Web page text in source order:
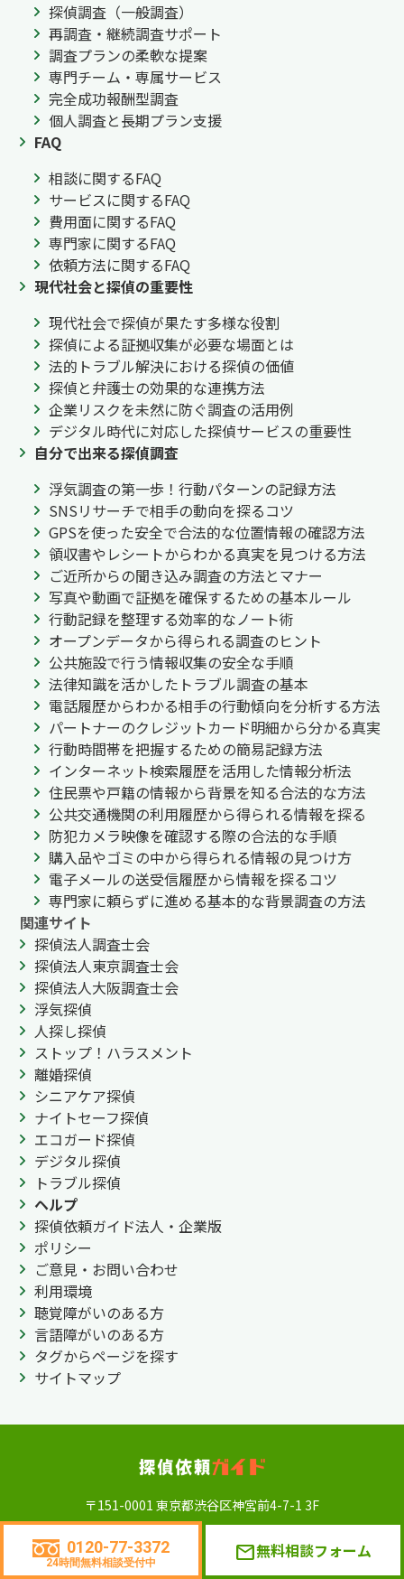
探偵調査（一般調査）
再調査・継続調査サポート
調査プランの柔軟な提案
専門チーム・専属サービス
完全成功報酬型調査
個人調査と長期プラン支援
FAQ
相談に関するFAQ
サービスに関するFAQ
費用面に関するFAQ
専門家に関するFAQ
依頼方法に関するFAQ
現代社会と探偵の重要性
現代社会で探偵が果たす多様な役割
探偵による証拠収集が必要な場面とは
法的トラブル解決における探偵の価値
探偵と弁護士の効果的な連携方法
企業リスクを未然に防ぐ調査の活用例
デジタル時代に対応した探偵サービスの重要性
自分で出来る探偵調査
浮気調査の第一歩！行動パターンの記録方法
SNSリサーチで相手の動向を探るコツ
GPSを使った安全で合法的な位置情報の確認方法
領収書やレシートからわかる真実を見つける方法
ご近所からの聞き込み調査の方法とマナー
写真や動画で証拠を確保するための基本ルール
行動記録を整理する効率的なノート術
オープンデータから得られる調査のヒント
公共施設で行う情報収集の安全な手順
法律知識を活かしたトラブル調査の基本
電話履歴からわかる相手の行動傾向を分析する方法
パートナーのクレジットカード明細から分かる真実
行動時間帯を把握するための簡易記録方法
インターネット検索履歴を活用した情報分析法
住民票や戸籍の情報から背景を知る合法的な方法
公共交通機関の利用履歴から得られる情報を探る
防犯カメラ映像を確認する際の合法的な手順
購入品やゴミの中から得られる情報の見つけ方
電子メールの送受信履歴から情報を探るコツ
専門家に頼らずに進める基本的な背景調査の方法
関連サイト
探偵法人調査士会
探偵法人東京調査士会
探偵法人大阪調査士会
浮気探偵
人探し探偵
ストップ！ハラスメント
離婚探偵
シニアケア探偵
ナイトセーフ探偵
エコガード探偵
デジタル探偵
トラブル探偵
ヘルプ
探偵依頼ガイド法人・企業版
ポリシー
ご意見・お問い合わせ
利用環境
聴覚障がいのある方
言語障がいのある方
タグからページを探す
サイトマップ
〒151-0001 東京都渋谷区神宮前4-7-1 3F
探偵法人調査士会
0120-77-3372
年中無休 24時間相談受付可
0120-77-3372
24時間無料相談受付中 mail無料相談フォーム